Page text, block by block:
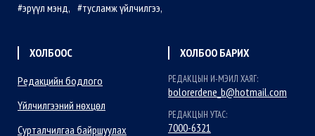
эрүүл мэнд
тусламж үйлчилгээ
ХОЛБООС
Редакцийн бодлого
Үйлчилгээний нөхцөл
Сурталчилгаа байршуулах
ХОЛБОО БАРИХ
РЕДАКЦЫН И-МЭИЛ ХАЯГ:
bolorerdene_b@hotmail.com
РЕДАКЦЫН УТАС:
7000-6321